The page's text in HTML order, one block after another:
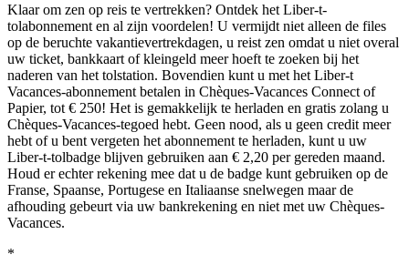
Klaar om zen op reis te vertrekken? Ontdek het Liber-t-
tolabonnement en al zijn voordelen! U vermijdt niet alleen de files
op de beruchte vakantievertrekdagen, u reist zen omdat u niet overal
uw ticket, bankkaart of kleingeld meer hoeft te zoeken bij het
naderen van het tolstation. Bovendien kunt u met het Liber-t
Vacances-abonnement betalen in Chèques-Vacances Connect of
Papier, tot € 250! Het is gemakkelijk te herladen en gratis zolang u
Chèques-Vacances-tegoed hebt. Geen nood, als u geen credit meer
hebt of u bent vergeten het abonnement te herladen, kunt u uw
Liber-t-tolbadge blijven gebruiken aan € 2,20 per gereden maand.
Houd er echter rekening mee dat u de badge kunt gebruiken op de
Franse, Spaanse, Portugese en Italiaanse snelwegen maar de
afhouding gebeurt via uw bankrekening en niet met uw Chèques-
Vacances.
*